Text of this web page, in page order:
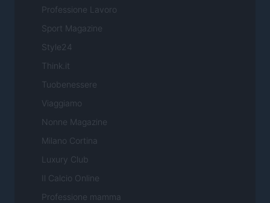
Professione Lavoro
Sport Magazine
Style24
Think.it
Tuobenessere
Viaggiamo
Nonne Magazine
Milano Cortina
Luxury Club
Il Calcio Online
Professione mamma